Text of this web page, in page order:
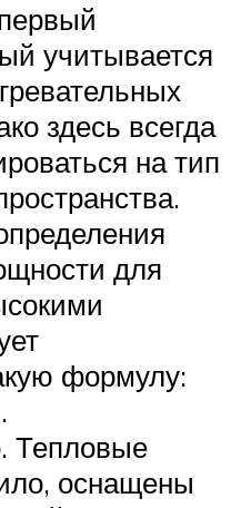
учитывается
здесь всегда
на тип
для
формулу:
Тепловые
оснащены